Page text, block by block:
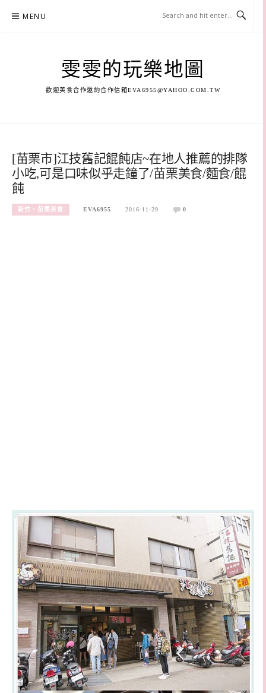
MENU
雯雯的玩樂地圖
歡迎美食合作邀約合作信箱EVA6955@YAHOO.COM.TW
[苗栗市]江技舊記餛飩店~在地人推薦的排隊
小吃,可是口味似乎走鐘了/苗栗美食/麵食/餛
飩
新竹、苗栗美食 EVA6955 2016-11-29 0